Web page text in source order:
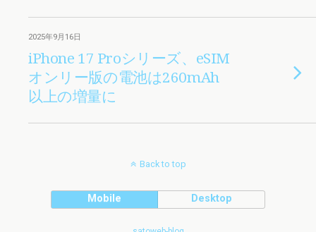
2025年9月16日
iPhone 17 Proシリーズ、eSIM
オンリー版の電池は260mAh
以上の増量に
Back to top
Mobile Desktop